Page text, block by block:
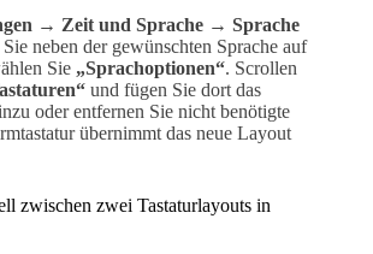
→ Zeit und Sprache → Sprache
neben der gewünschten Sprache auf
Sie „Sprachoptionen“. Scrollen
und fügen Sie dort das
oder entfernen Sie nicht benötigte
übernimmt das neue Layout
zwischen zwei Tastaturlayouts in